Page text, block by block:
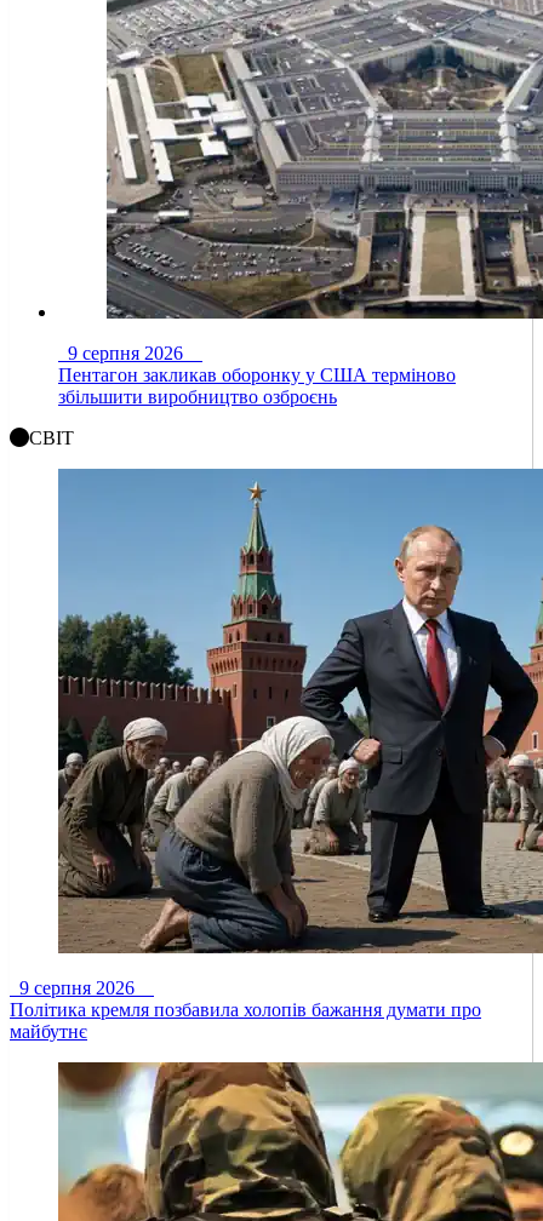
9 серпня 2026
Пентагон закликав оборонку у США терміново
збільшити виробництво озброєнь
СВІТ
9 серпня 2026
Політика кремля позбавила холопів бажання думати про
майбутнє